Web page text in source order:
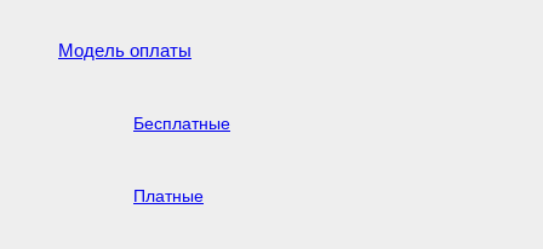
Модель оплаты
Бесплатные
Платные